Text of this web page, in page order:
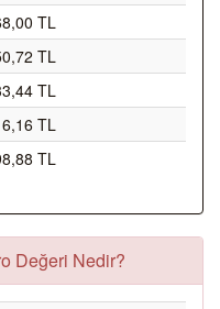
TL
TL
TL
TL
TL
Değeri Nedir?